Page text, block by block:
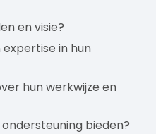
en visie?
in hun
hun werkwijze en
bieden?